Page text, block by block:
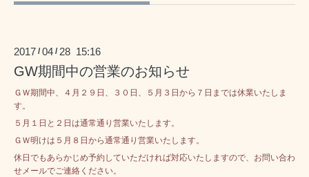
2017 /04 / 28 15:16
GW期間中の営業のお知らせ
ＧＷ期間中、４月２９日、３０日、５月３日から７日までは休業いたしま
す。
５月１日と２日は通常通り営業いたします。
ＧＷ明けは５月８日から通常通り営業いたします。
休日でもあらかじめ予約していただければ対応いたしますので、お問い合わ
せメールでご連絡ください。